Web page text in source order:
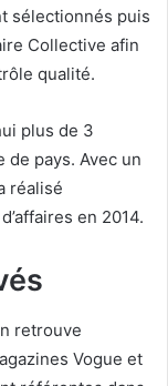
sélectionnés puis
Collective afin
qualité.
plus de 3
de pays. Avec un
réalisé
en 2014.
retrouve
Vogue et